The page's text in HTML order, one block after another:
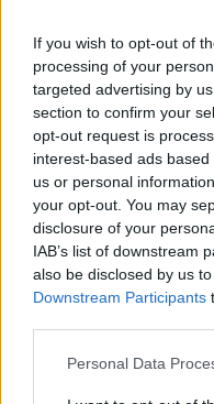
If you wish to opt-out of
processing of your
targeted advertising by
section to confirm your
opt-out request is
interest-based ads
us or personal
your opt-out. You may
disclosure of your
IAB’s list of downstream
also be disclosed by us
Downstream Participants
Personal Data
leista savo
du savaitgalius
dalį valstybinių
Tokių retų
nepakako. Jis
daug laiko, kol
bendrauti su
„Vaiko ugdymo
atskirti vaiką nuo